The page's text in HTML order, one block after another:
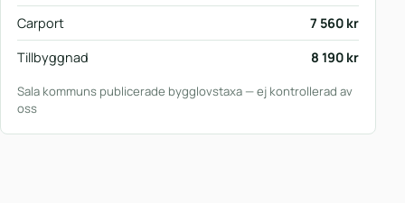
Carport
7 560 kr
Tillbyggnad
8 190 kr
Sala kommuns publicerade bygglovstaxa — ej kontrollerad av
oss